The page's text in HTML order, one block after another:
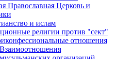
Православная Церковь и
и ислам
религии против "сект"
отношения
Взаимоотношения